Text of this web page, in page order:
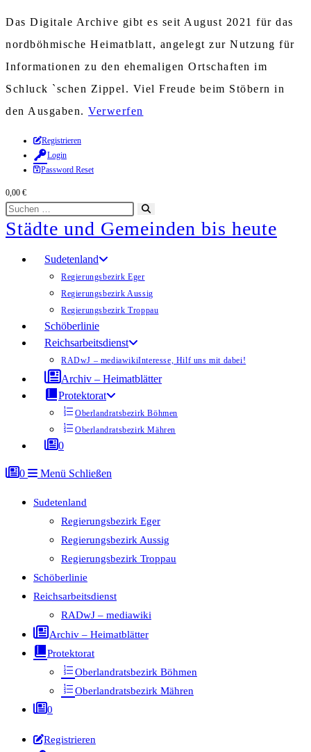
Das Digitale Archive gibt es seit August 2021 für das
nordböhmische Heimatblatt, angelegt zur Nutzung für
Informationen zu den ehemaligen Ortschaften im
Schluck `schen Zippel. Viel Freude beim Stöbern in
den Ausgaben. Verwerfen
Zum
Inhalt
springen
Registrieren
Login
Password Reset
0,00 €
Diese
Website
durchsuchen
starten
Städte und Gemeinden bis heute
Sudetenland
Regierungsbezirk Eger
Regierungsbezirk Aussig
Regierungsbezirk Troppau
Schöberlinie
Reichsarbeitsdienst
RADwJ – mediawikiInteresse, Hilf uns mit dabei!
Archiv – Heimatblätter
Protektorat
Oberlandratsbezirk Böhmen
Oberlandratsbezirk Mähren
0
0 Menü Schließen
Sudetenland
Regierungsbezirk Eger
Regierungsbezirk Aussig
Regierungsbezirk Troppau
Schöberlinie
Reichsarbeitsdienst
RADwJ – mediawiki
Archiv – Heimatblätter
Protektorat
Oberlandratsbezirk Böhmen
Oberlandratsbezirk Mähren
0
Registrieren